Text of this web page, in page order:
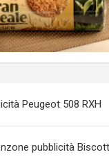
Peugeot 508 RXH
pubblicità